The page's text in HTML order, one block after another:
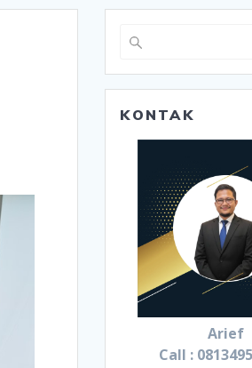
KONTAK
Arief
Call :